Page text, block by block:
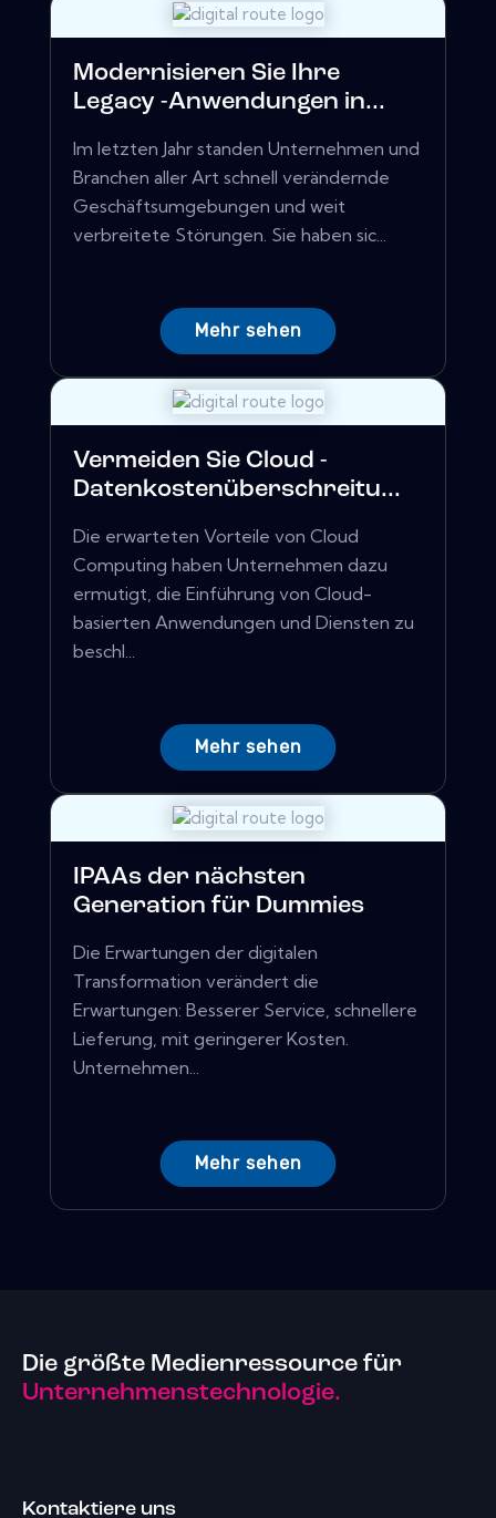
Modernisieren Sie Ihre
Legacy -Anwendungen in...
Im letzten Jahr standen Unternehmen und
Branchen aller Art schnell verändernde
Geschäftsumgebungen und weit
verbreitete Störungen. Sie haben sic...
Mehr sehen
Vermeiden Sie Cloud -
Datenkostenüberschreitu...
Die erwarteten Vorteile von Cloud
Computing haben Unternehmen dazu
ermutigt, die Einführung von Cloud-
basierten Anwendungen und Diensten zu
beschl...
Mehr sehen
IPAAs der nächsten
Generation für Dummies
Die Erwartungen der digitalen
Transformation verändert die
Erwartungen: Besserer Service, schnellere
Lieferung, mit geringerer Kosten.
Unternehmen...
Mehr sehen
Die größte Medienressource für
Unternehmenstechnologie.
Kontaktiere uns